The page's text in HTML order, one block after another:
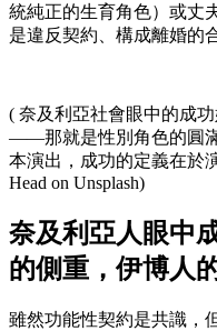
統純正的生育角色）或丈
是違反契約、構成離婚的
( 奈及利亞社會眼中的成
——那就是性別角色的圓
本演出，成功的定義在於
Head on Unsplash)
奈及利亞人眼中
的側重，伊博人
雖然功能性契約是共識，